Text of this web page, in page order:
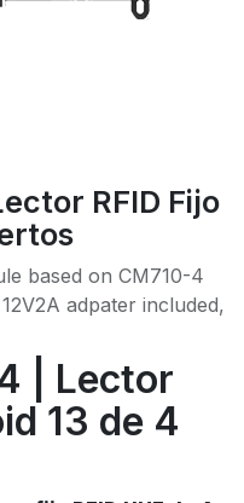
RFID Fijo
based on CM710-4
adpater included,
| Lector
13 de 4